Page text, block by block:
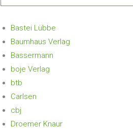
Bastei Lübbe
Baumhaus Verlag
Bassermann
boje Verlag
btb
Carlsen
cbj
Droemer Knaur